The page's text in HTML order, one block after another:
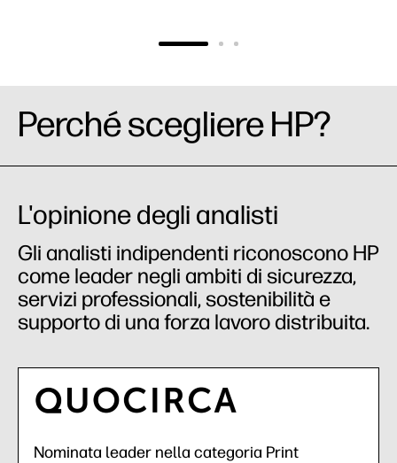
Perché scegliere HP?
L'opinione degli analisti
Gli analisti indipendenti riconoscono HP
come leader negli ambiti di sicurezza,
servizi professionali, sostenibilità e
supporto di una forza lavoro distribuita.
Nominata leader nella categoria Print